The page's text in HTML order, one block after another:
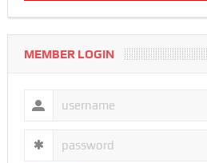
MEMBER LOGIN